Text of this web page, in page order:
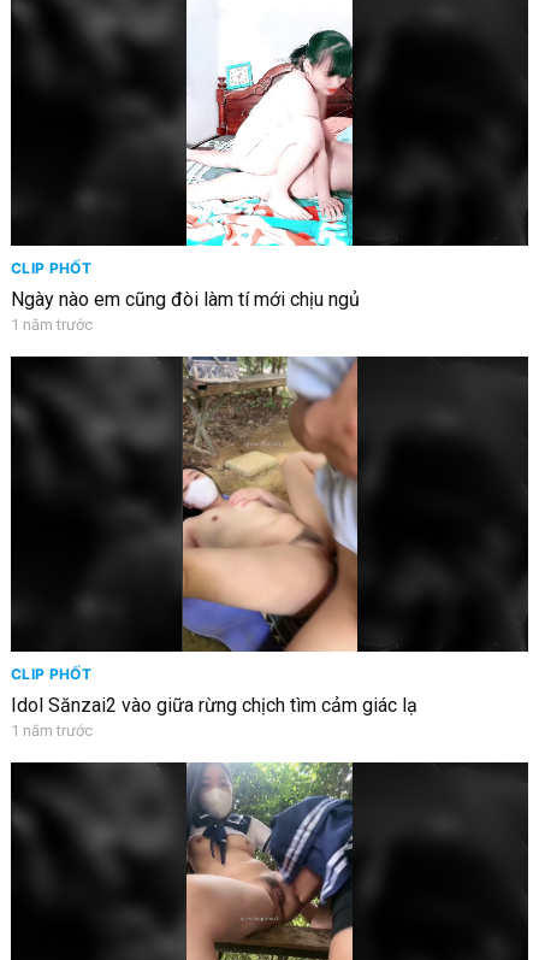
CLIP PHỐT
Ngày nào em cũng đòi làm tí mới chịu ngủ
1 năm trước
CLIP PHỐT
Idol Sănzai2 vào giữa rừng chịch tìm cảm giác lạ
1 năm trước